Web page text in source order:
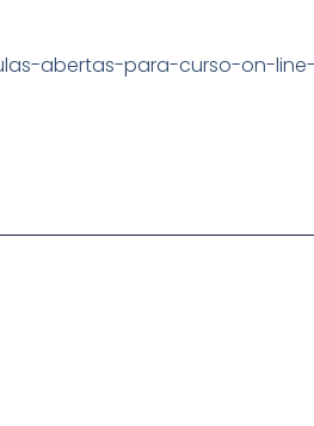
abertas-para-curso-on-